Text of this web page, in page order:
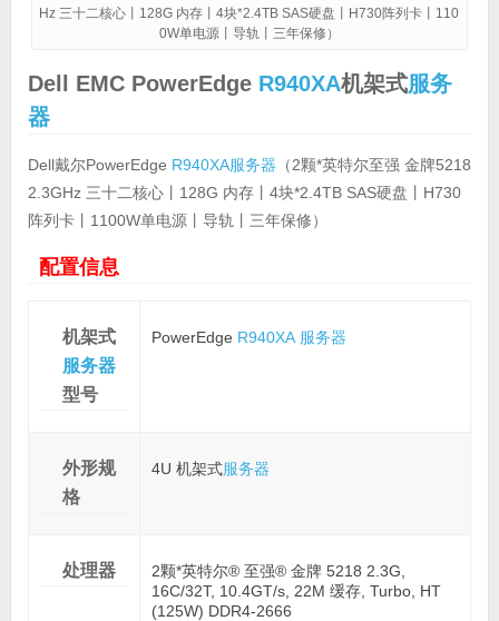
Hz 三十二核心丨128G 内存丨4块*2.4TB SAS硬盘丨H730阵列卡丨110
0W单电源丨导轨丨三年保修）
Dell EMC PowerEdge R940XA机架式服务
器
Dell戴尔PowerEdge R940XA服务器 （2颗*英特尔至强 金牌5218
2.3GHz 三十二核心丨128G 内存丨4块*2.4TB SAS硬盘丨H730
阵列卡丨1100W单电源丨导轨丨三年保修）
配置信息
机架式
服务器
型号
PowerEdge R940XA 服务器
外形规
格
4U 机架式服务器
处理器
2颗*英特尔® 至强® 金牌 5218 2.3G,
16C/32T, 10.4GT/s, 22M 缓存, Turbo, HT
(125W) DDR4-2666